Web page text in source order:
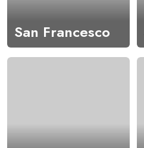
San Francesco